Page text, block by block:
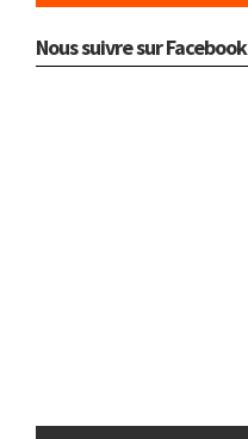
Nous suivre sur Facebook